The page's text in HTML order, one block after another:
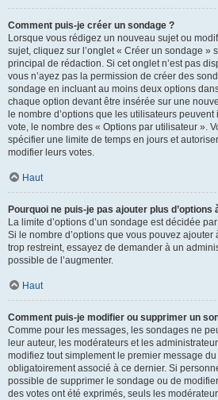
Comment puis-je créer un sondage ?
Lorsque vous rédigez un nouveau sujet ou
sujet, cliquez sur l’onglet « Créer un sondage »
principal de rédaction. Si cet onglet n’est pas
vous n’ayez pas la permission de créer des
sondage en incluant au moins deux options
chaque option devant être insérée sur une
le nombre d’options que les utilisateurs
vote, le nombre des « Options par utilisateur ».
spécifier une limite de temps en jours et
modifier leurs votes.
Haut
Pourquoi ne puis-je pas ajouter plus d’options
La limite d’options d’un sondage est décidée
Si le nombre d’options que vous pouvez
trop restreint, essayez de demander à un
possible de l’augmenter.
Haut
Comment puis-je modifier ou supprimer un
Comme pour les messages, les sondages ne
leur auteur, les modérateurs et les
modifiez tout simplement le premier message
obligatoirement associé à ce dernier. Si
possible de supprimer le sondage ou de
des votes ont été exprimés, seuls les